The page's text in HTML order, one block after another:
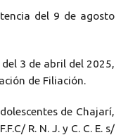
del 9 de agosto
del 3 de abril del 2025,
de Filiación.
de Chajarí,
R. N. J. y C. C. E. s/